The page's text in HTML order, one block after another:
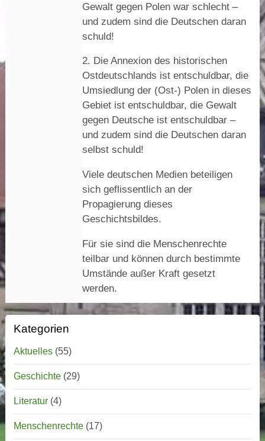
Gewalt gegen Polen war schlecht –
und zudem sind die Deutschen daran
schuld!
2. Die Annexion des historischen
Ostdeutschlands ist entschuldbar, die
Umsiedlung der (Ost-) Polen in dieses
Gebiet ist entschuldbar, die Gewalt
gegen Deutsche ist entschuldbar –
und zudem sind die Deutschen daran
selbst schuld!
Viele deutschen Medien beteiligen
sich geflissentlich an der
Propagierung dieses
Geschichtsbildes.
Für sie sind die Menschenrechte
teilbar und können durch bestimmte
Umstände außer Kraft gesetzt
werden.
Kategorien
Aktuelles (55)
Geschichte (29)
Literatur (4)
Menschenrechte (17)